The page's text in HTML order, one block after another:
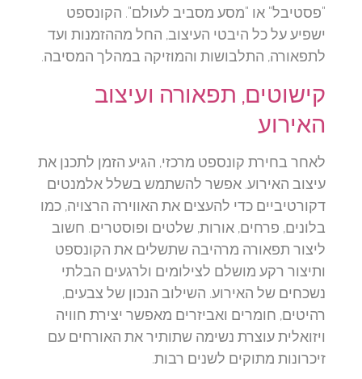
"פסטיבל" או "מסע מסביב לעולם". הקונספט
ישפיע על כל היבטי העיצוב, החל מההזמנות ועד
לתפאורה, התלבושות והמוזיקה במהלך המסיבה.
קישוטים, תפאורה ועיצוב
האירוע
לאחר בחירת קונספט מרכזי, הגיע הזמן לתכנן את
עיצוב האירוע. אפשר להשתמש בשלל אלמנטים
דקורטיביים כדי להעצים את האווירה הרצויה, כמו
בלונים, פרחים, אורות, שלטים ופוסטרים. חשוב
ליצור תפאורה מרהיבה שתשלים את הקונספט
ותיצור רקע מושלם לצילומים ולרגעים הבלתי
נשכחים של האירוע. השילוב הנכון של צבעים,
רהיטים, חומרים ואביזרים מאפשר יצירת חוויה
ויזואלית עוצרת נשימה שתותיר את האורחים עם
זיכרונות מתוקים לשנים רבות.